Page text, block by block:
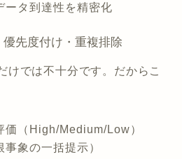
ータ到達性を精密化
先度付け・重複排除
けでは不十分です。だからこ
価（High/Medium/Low）
象の一括提示）